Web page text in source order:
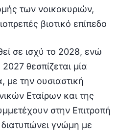
των νοικοκυριών,
βιοτικό επίπεδο
σε ισχύ το 2028, ενώ
θεσπίζεται μία
με την ουσιαστική
Εταίρων και της
στην Επιτροπή
γνώμη με